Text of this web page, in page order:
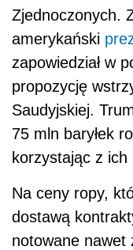
Zjednoczonych.
amerykański
zapowiedział w
propozycję
Saudyjskiej.
75 mln baryłek
korzystając z ich
Na ceny ropy,
dostawą
notowane nawet